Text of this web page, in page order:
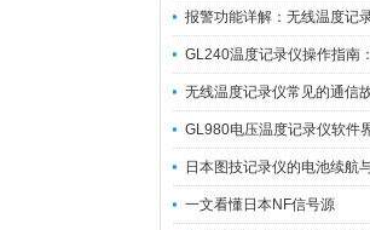
一文看懂日本NF信号源